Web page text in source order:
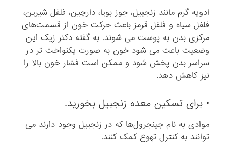
ادویه گرم مانند زنجبیل، جوز بویا، دارچین، فلفل شیرین،
فلفل سیاه و فلفل قرمز باعث حرکت خون از قسمت‌های
مرکزی بدن به پوست می ‌شوند. به گفته دکتر زیک این
وضعیت باعث می‌ شود خون به صورت یکنواخت ‌تر در
سراسر بدن پخش شود و ممکن است فشار خون بالا را
نیز کاهش دهد.
• برای تسکین معده زنجبیل بخورید.
موادی به نام جینجرول‌ها که در زنجبیل وجود دارند می
توانند به کنترل تهوع کمک کنند.